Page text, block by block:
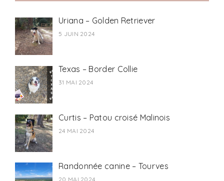
Uriana – Golden Retriever
5 JUIN 2024
Texas – Border Collie
31 MAI 2024
Curtis – Patou croisé Malinois
24 MAI 2024
Randonnée canine – Tourves
20 MAI 2024